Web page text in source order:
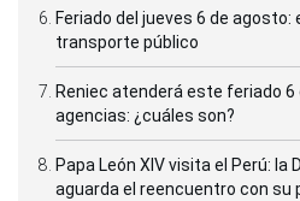
Feriado del jueves 6 de agosto:
transporte público
Reniec atenderá este feriado
agencias: ¿cuáles son?
Papa León XIV visita el Perú: la
aguarda el reencuentro con su